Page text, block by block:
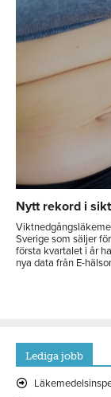
Nytt rekord i
Sverige som säljer
första kvartalet i år
nya data från E-
Lediga jobb